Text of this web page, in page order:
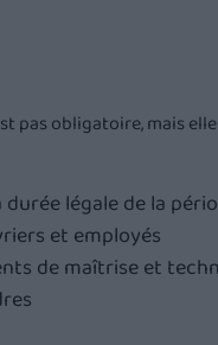
pas obligatoire, mais
légale de la
et employés
de maîtrise et